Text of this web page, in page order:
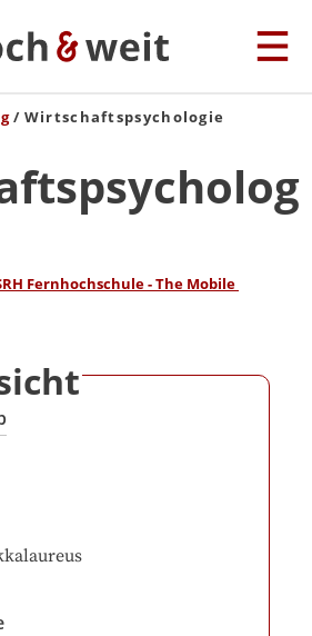
Wirtschaftspsychologie